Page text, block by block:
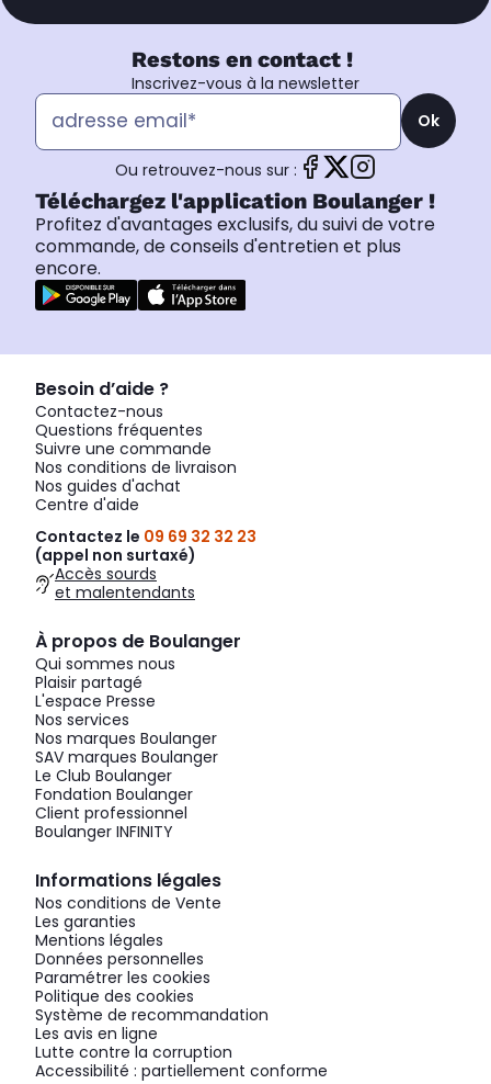
Restons en contact !
Inscrivez-vous à la newsletter
Ok
Ou retrouvez-nous sur :
Téléchargez l'application Boulanger !
Profitez d'avantages exclusifs, du suivi de votre
commande, de conseils d'entretien et plus
encore.
Besoin d’aide ?
Contactez-nous
Questions fréquentes
Suivre une commande
Nos conditions de livraison
Nos guides d'achat
Centre d'aide
Contactez le 09 69 32 32 23
(appel non surtaxé)
Accès sourds
et malentendants
À propos de Boulanger
Qui sommes nous
Plaisir partagé
L'espace Presse
Nos services
Nos marques Boulanger
SAV marques Boulanger
Le Club Boulanger
Fondation Boulanger
Client professionnel
Boulanger INFINITY
Informations légales
Nos conditions de Vente
Les garanties
Mentions légales
Données personnelles
Paramétrer les cookies
Politique des cookies
Système de recommandation
Les avis en ligne
Lutte contre la corruption
Accessibilité : partiellement conforme